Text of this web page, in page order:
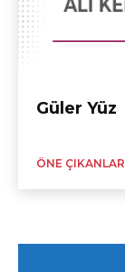
Güler Yüz
ÖNE ÇIKANLAR